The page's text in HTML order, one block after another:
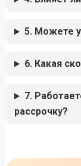
5. Можете
6. Какая
7.
рассрочку?